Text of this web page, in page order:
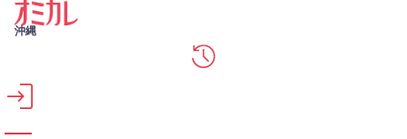
メインコンテンツへスキップ
沖縄